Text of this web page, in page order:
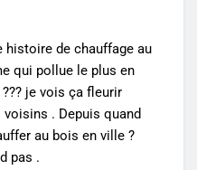
histoire de chauffage au
qui pollue le plus en
je vois ça fleurir
. Depuis quand
au bois en ville ?
pas .